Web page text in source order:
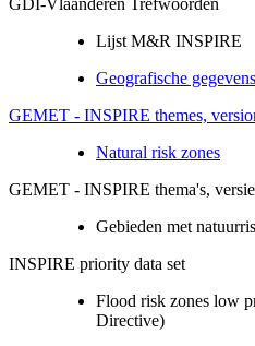
Lijst M&R INSPIRE
Geografische gegevens
GEMET - INSPIRE themes,
Natural risk zones
GEMET - INSPIRE thema's,
Gebieden met
INSPIRE priority data set
Flood risk zones low
Directive)